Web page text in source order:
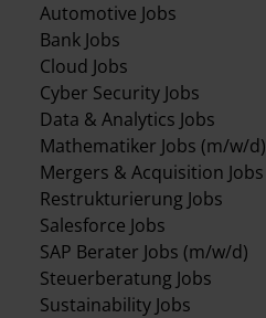
Automotive Jobs
Bank Jobs
Cloud Jobs
Cyber Security Jobs
Data & Analytics Jobs
Mathematiker Jobs (m/w/d)
Mergers & Acquisition Jobs
Restrukturierung Jobs
Salesforce Jobs
SAP Berater Jobs (m/w/d)
Steuerberatung Jobs
Sustainability Jobs